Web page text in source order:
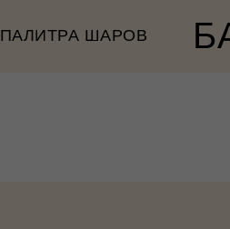
ПАЛИТРА ШАРОВ